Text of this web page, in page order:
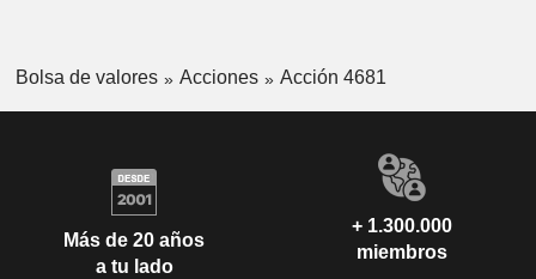
Bolsa de valores Acciones Acción 4681
Más de 20 años
a tu lado
+ 1.300.000
miembros